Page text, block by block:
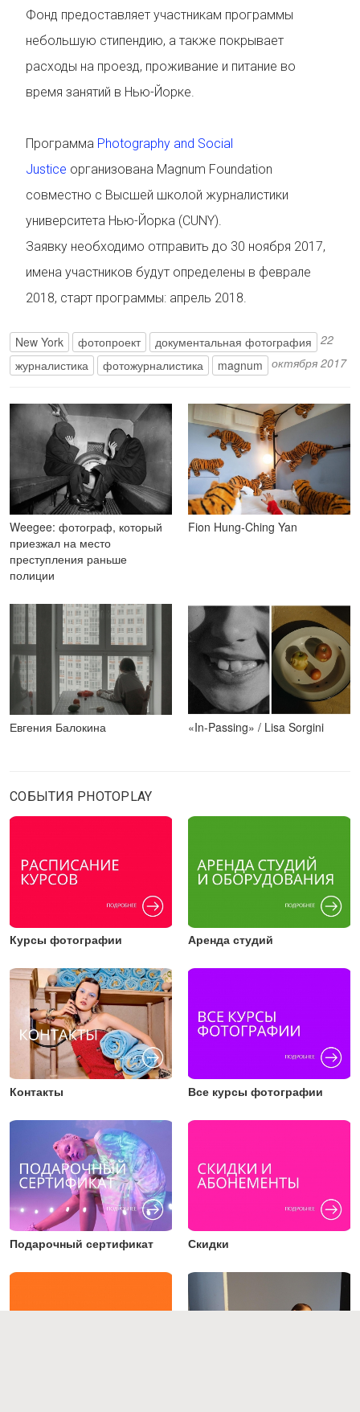
Фонд предоставляет участникам программы
небольшую стипендию, а также покрывает
расходы на проезд, проживание и питание во
время занятий в Нью-Йорке.
Программа Photography and Social
Justice организована Magnum Foundation
совместно с Высшей школой журналистики
университета Нью-Йорка (CUNY).
Заявку необходимо отправить до 30 ноября 2017,
имена участников будут определены в феврале
2018, старт программы: апрель 2018.
New York фотопроект
документальная фотография
журналистика
фотожурналистика magnum
22
октября 2017
Weegee: фотограф, который
приезжал на место
преступления раньше
полиции
Fion Hung-Ching Yan
Евгения Балокина «In-Passing» / Lisa Sorgini
СОБЫТИЯ PHOTOPLAY
Курсы фотографии Аренда студий
Контакты Все курсы фотографии
Подарочный сертификат Скидки